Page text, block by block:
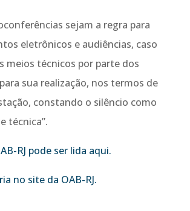
sejam a regra para
eletrônicos e audiências, caso
meios técnicos por parte dos
sua realização, nos termos de
constando o silêncio como
técnica”.
RJ pode ser lida aqui.
no site da OAB-RJ.